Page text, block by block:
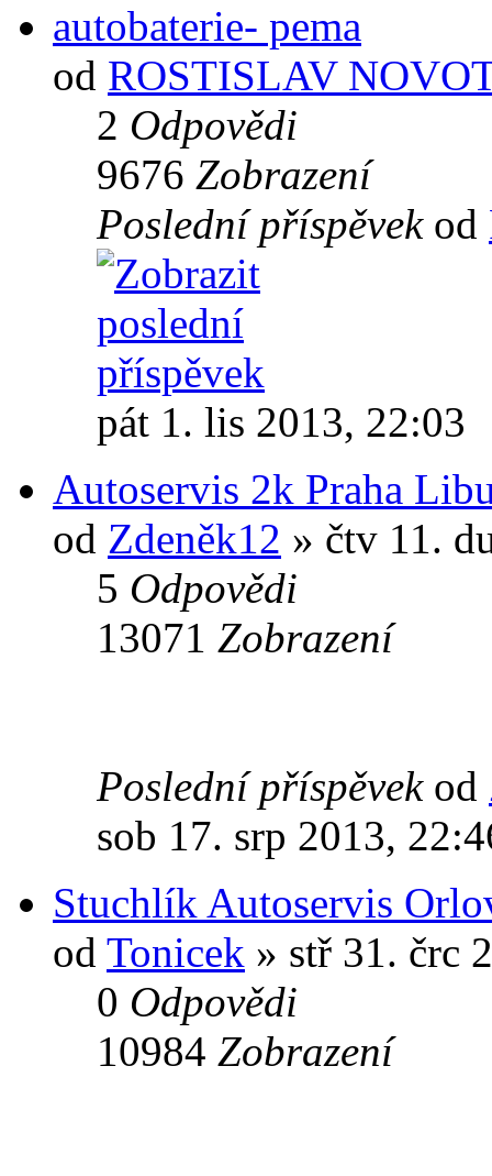
autobaterie- pema
od ROSTISLAV
2 Odpovědi
9676 Zobrazení
Poslední příspěvek od
pát 1. lis 2013, 22:03
Autoservis 2k Praha
od Zdeněk12 » čtv 11.
5 Odpovědi
13071 Zobrazení
Poslední příspěvek od
sob 17. srp 2013,
Stuchlík Autoservis
od Tonicek » stř 31. črc
0 Odpovědi
10984 Zobrazení